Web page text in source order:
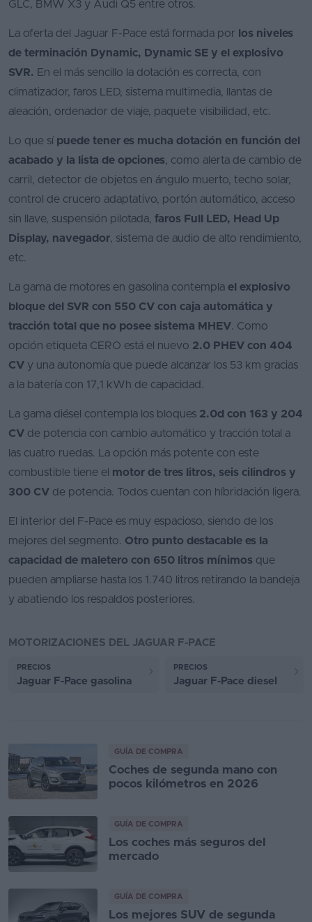
GLC, BMW X3 y Audi Q5 entre otros.
La oferta del Jaguar F-Pace está formada por los niveles
de terminación Dynamic, Dynamic SE y el explosivo
SVR. En el más sencillo la dotación es correcta, con
climatizador, faros LED, sistema multimedia, llantas de
aleación, ordenador de viaje, paquete visibilidad, etc.
Lo que sí puede tener es mucha dotación en función del
acabado y la lista de opciones, como alerta de cambio de
carril, detector de objetos en ángulo muerto, techo solar,
control de crucero adaptativo, portón automático, acceso
sin llave, suspensión pilotada, faros Full LED, Head Up
Display, navegador, sistema de audio de alto rendimiento,
etc.
La gama de motores en gasolina contempla el explosivo
bloque del SVR con 550 CV con caja automática y
tracción total que no posee sistema MHEV. Como
opción etiqueta CERO está el nuevo 2.0 PHEV con 404
CV y una autonomía que puede alcanzar los 53 km gracias
a la batería con 17,1 kWh de capacidad.
La gama diésel contempla los bloques 2.0d con 163 y 204
CV de potencia con cambio automático y tracción total a
las cuatro ruedas. La opción más potente con este
combustible tiene el motor de tres litros, seis cilindros y
300 CV de potencia. Todos cuentan con híbridación ligera.
El interior del F-Pace es muy espacioso, siendo de los
mejores del segmento. Otro punto destacable es la
capacidad de maletero con 650 litros mínimos que
pueden ampliarse hasta los 1.740 litros retirando la bandeja
y abatiendo los respaldos posteriores.
MOTORIZACIONES DEL JAGUAR F-PACE
PRECIOS
Jaguar F-Pace gasolina
PRECIOS
Jaguar F-Pace diesel
GUÍA DE COMPRA
Coches de segunda mano con
pocos kilómetros en 2026
GUÍA DE COMPRA
Los coches más seguros del
mercado
GUÍA DE COMPRA
Los mejores SUV de segunda